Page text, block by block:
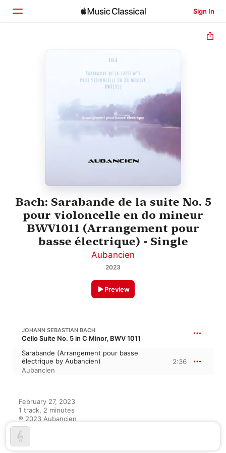
Sign In
Home
Bach: Sarabande de la suite No. 5
pour violoncelle en do mineur
BWV1011 (Arrangement pour
basse électrique) - Single
Aubancien
2023
Preview
JOHANN SEBASTIAN BACH
Cello Suite No. 5 in C Minor, BWV 1011
Sarabande (Arrangement pour basse
électrique by Aubancien)
Aubancien
2:36
February 27, 2023
1 track, 2 minutes
℗ 2023 Aubancien